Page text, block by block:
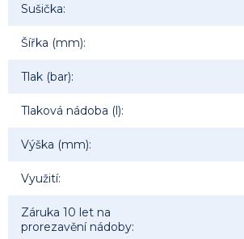
Sušička:
Šířka (mm):
Tlak (bar):
Tlaková nádoba (l):
Výška (mm):
Využití:
Záruka 10 let na
prorezavění nádoby: